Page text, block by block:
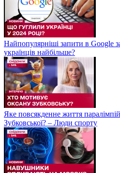
Найпопулярніші запити в Google
українців найбільше?
Яке повсякденне життя
Зубковської? – Люди спорту